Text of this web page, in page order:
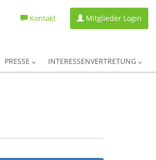
Kontakt Mitglieder Login
PRESSE INTERESSENVERTRETUNG